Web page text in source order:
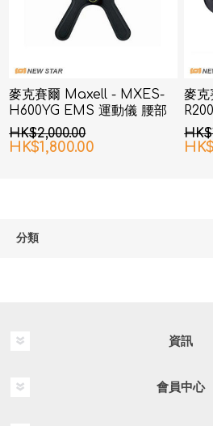
麥克賽爾 Maxell - MXES-
H600YG EMS 運動儀 腰部
& 臀部
HK$2,000.00
HK$1,800.00
麥
分類
資訊
會員中心